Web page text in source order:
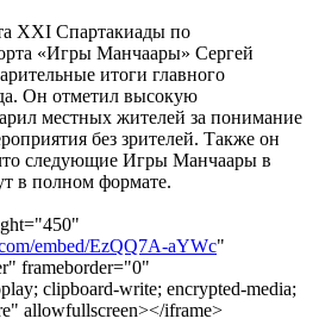
XXI Спартакиады по
«Игры Манчаары» Сергей
итоги главного
Он отметил высокую
местных жителей за понимание
без зрителей. Также он
следующие Игры Манчаары в
в полном формате.
embed/EzQQ7A-aYWc"
frameborder="0"
clipboard-write; encrypted-media;
allowfullscreen></iframe>